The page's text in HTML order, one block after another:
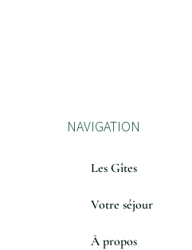
NAVIGATION
Les Gîtes
Votre séjour
À propos